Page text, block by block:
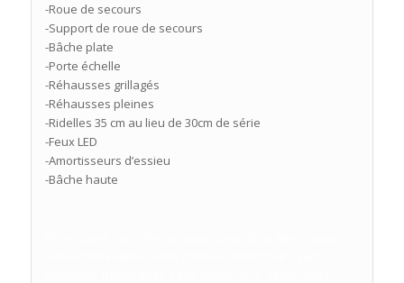
-Roue de secours
-Support de roue de secours
-Bâche plate
-Porte échelle
-Réhausses grillagés
-Réhausses pleines
-Ridelles 35 cm au lieu de 30cm de série
-Feux LED
-Amortisseurs d’essieu
-Bâche haute